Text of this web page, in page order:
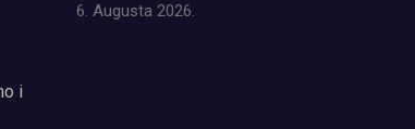
i
6. Augusta 2026.